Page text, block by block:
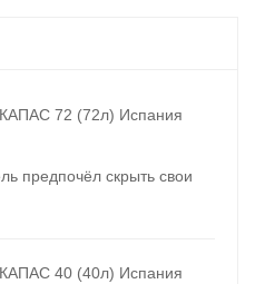
72 (72л) Испания
предпочёл скрыть свои
40 (40л) Испания